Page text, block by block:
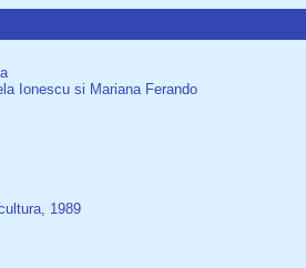
Ionescu si Mariana Ferando
1989